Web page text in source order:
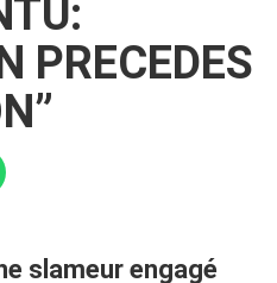
PRECEDES
slameur engagé